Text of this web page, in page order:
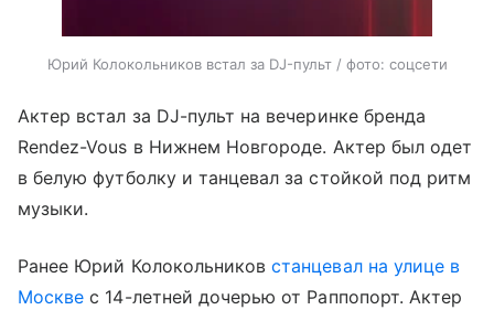
Юрий Колокольников встал за DJ-пульт / фото: соцсети
Актер встал за DJ-пульт на вечеринке бренда
Rendez-Vous в Нижнем Новгороде. Актер был одет
в белую футболку и танцевал за стойкой под ритм
музыки.
Ранее Юрий Колокольниковстанцевал на улице в
Москве с 14-летней дочерью от Раппопорт. Актер